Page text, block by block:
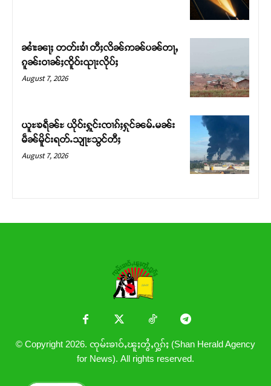
တႃႇႁႂ်ႈသဵင်ၵၢင်ၸႂ်ၵူၼ်းမိူင်း ၵူႈတီႈၵူႈလႅၼ်ပေႃးတေၸွ
တ်ႇ တူဝ်ႈလုမ်ႈၾႃႉၼၼ်ႉ ၶဝ်ႈႁူမ်ႈၵမ်ႉထႅမ် ၸုမ်းၶၢ
ဝ်ႇၽူႈတွႆႇႁွၵ်ႈ လႆႈယူႇၶႃႈဢေႃႈ။
ၼၢႆးၼႃႈ တတ်းၶၢႆ တီႈလိၼ်ဢၼ်ပၼ်တႃႇ
ၵူၼ်းဝၢၼ်ႈၸိူဝ်းၺႃးလိုပ်ႈ
August 7, 2026
ယူႊၶရဵၼ်ႊ ယိုဝ်းႁူင်းၸၢၵ်ႈႁုင်ၼမ်ႉမၼ်း
မဵၼ်မိူင်းရတ်ႉသျႃႊသွင်တီႈ
August 7, 2026
© Copyright 2026. ၸုမ်းၶၢဝ်ႇၽူႈတွႆႇႁွၵ်ႈ (Shan Herald Agency
for News). All rights reserved.